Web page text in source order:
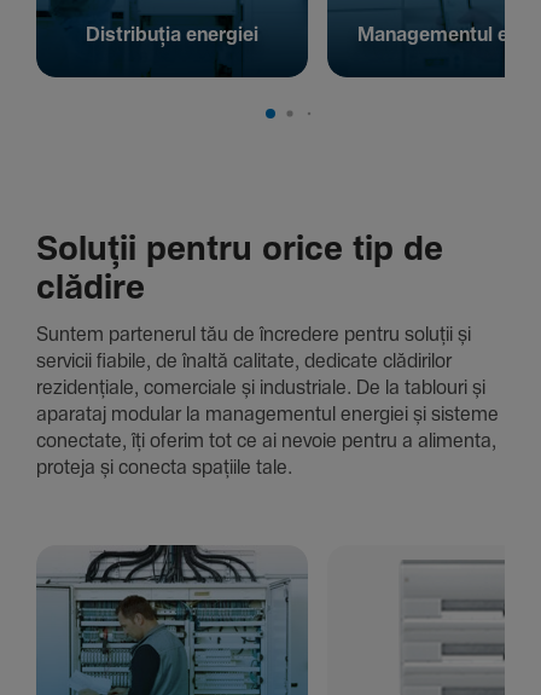
Distribuția energiei Managementul
Soluții pentru orice tip de
clădire
Suntem parte­nerul tău de încre­dere pentru soluții și
servicii fiabile, de înaltă cali­tate, dedi­cate clădi­rilor
rezi­den­țiale, comer­ciale și indus­triale. De la tablouri și
aparataj modular la managementul energiei și sisteme
conec­tate, îți oferim tot ce ai nevoie pentru a alimenta,
proteja și conecta spațiile tale.